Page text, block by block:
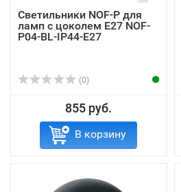
Светильники NOF-P для
ламп с цоколем Е27 NOF-
P04-BL-IP44-E27
(0)
855 руб.
В корзину